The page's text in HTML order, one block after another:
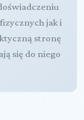
jak i
stronę
się do niego